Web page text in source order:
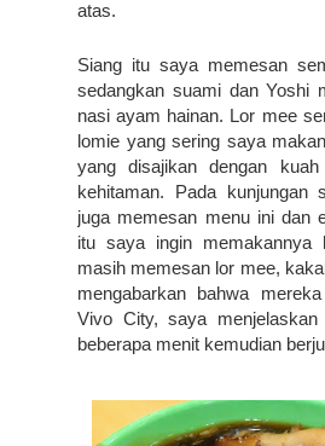
atas.
Siang itu saya memesan
sedangkan suami dan Yoshi
nasi ayam hainan. Lor mee
lomie yang sering saya
yang disajikan dengan
kehitaman. Pada kunjungan
juga memesan menu ini dan
itu saya ingin memakannya
masih memesan lor mee,
mengabarkan bahwa
Vivo City, saya
beberapa menit kemudian